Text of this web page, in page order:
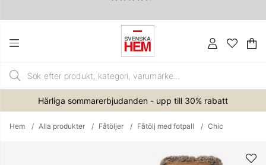
.
Härliga sommarerbjudanden - upp till 30% rabatt
Hem Alla produkter Fåtöljer Fåtölj med fotpall Chic